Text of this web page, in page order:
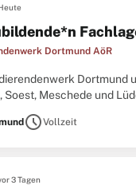
Dortmund AöR
Dortmund
Soest, Meschede und
scheduleVollzeit
3 Tagen